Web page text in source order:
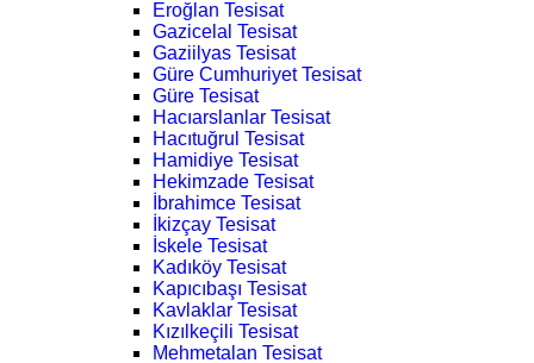
Eroğlan Tesisat
Gazicelal Tesisat
Gaziilyas Tesisat
Güre Cumhuriyet Tesisat
Güre Tesisat
Hacıarslanlar Tesisat
Hacıtuğrul Tesisat
Hamidiye Tesisat
Hekimzade Tesisat
İbrahimce Tesisat
İkizçay Tesisat
İskele Tesisat
Kadıköy Tesisat
Kapıcıbaşı Tesisat
Kavlaklar Tesisat
Kızılkeçili Tesisat
Mehmetalan Tesisat